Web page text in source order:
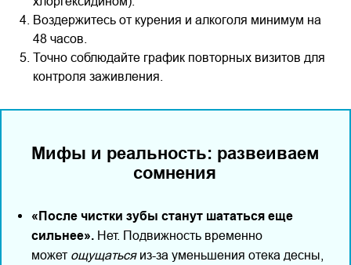
Воздержитесь от курения и алкоголя минимум на
48 часов.
Точно соблюдайте график повторных визитов для
контроля заживления.
Мифы и реальность: развеиваем
сомнения
«После чистки зубы станут шататься еще
сильнее». Нет. Подвижность временно
может ощущатьсяиз-за уменьшения отека десны,